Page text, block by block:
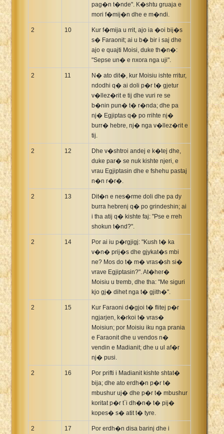
pag�n t�nde". K�shtu gruaja e
mori f�mij�n dhe e m�ndi.
2 10
Kur f�mija u rrit, ajo ia �oi bij�s
s� Faraonit; ai u b� bir i saj dhe
ajo e quajti Moisi, duke th�n�:
"Sepse un� e nxora nga uji".
2 11
N� ato dit�, kur Moisiu ishte rritur,
ndodhi q� ai doli p�r t� gjetur
v�llez�rit e tij dhe vuri re se
b�nin pun� t� r�nda; dhe pa
nj� Egjiptas q� po rrihte nj�
burr� hebre, nj� nga v�llez�rit e
tij.
2 12
Dhe v�shtroi andej e k�tej dhe,
duke par� se nuk kishte njeri, e
vrau Egjiptasin dhe e fshehu pastaj
n�n r�r�.
2 13
Dit�n e nes�rme doli dhe pa dy
burra hebrenj q� po grindeshin; ai
i tha atij q� kishte faj: "Pse e rreh
shokun t�nd?".
2 14
Por ai iu p�rgjigj: "Kush t� ka
v�n� prij�s dhe gjykat�s mbi
ne? Mos do t� m� vras�sh si�
vrave Egjiptasin?". At�her�
Moisiu u tremb, dhe tha: "Me siguri
kjo gj� dihet nga t� gjith�".
2 15
Kur Faraoni d�gjoi t� flitej p�r
ngjarjen, k�rkoi t� vras�
Moisiun; por Moisiu iku nga prania
e Faraonit dhe u vendos n�
vendin e Madianit; dhe u ul af�r
nj� pusi.
2 16
Por prifti i Madianit kishte shtat�
bija; dhe ato erdh�n p�r t�
mbushur uj� dhe p�r t� mbushur
koritat p�r t`i dh�n� t� pij�
kopes� s� atit t� tyre.
2 17
Por erdh�n disa barinj dhe i